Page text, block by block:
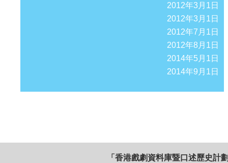
2012年3月1日
2012年3月1日
2012年7月1日
2012年8月1日
2014年5月1日
2014年9月1日
「香港戲劇資料庫暨口述歷史計